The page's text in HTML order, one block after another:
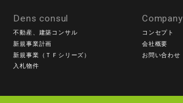
は対応をさせていただくためや、契約の
め。
2）お客様の同意がある場合
3）お客様個人を判別できない状態で開示
Dens consul
不動産、建築コンサル
新規事業計画
新規事業（ＴＦシリーズ）
入札物件
Company
コンセプト
会社概要
お問い合わせ